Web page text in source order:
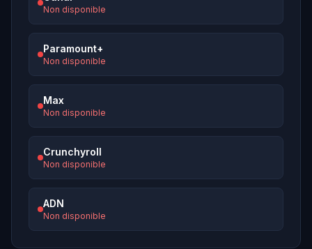
Non disponible
Paramount+
Non disponible
Max
Non disponible
Crunchyroll
Non disponible
ADN
Non disponible